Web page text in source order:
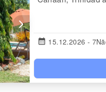
arrow_forward_ios
calendar_month 15.12.2026 -